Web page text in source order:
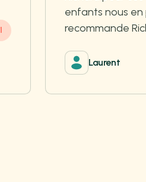
enfants nous
recommande
Laurent